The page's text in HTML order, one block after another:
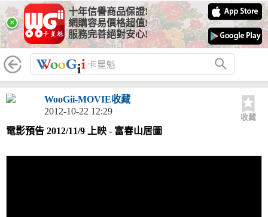
×
十年信譽商品保證!
網購容易價格超值!
服務完善絕對安心!
WooGii-MOVIE收藏
2012-10-22 12:29
收藏
電影預告 2012/11/9 上映 - 富春山居圖